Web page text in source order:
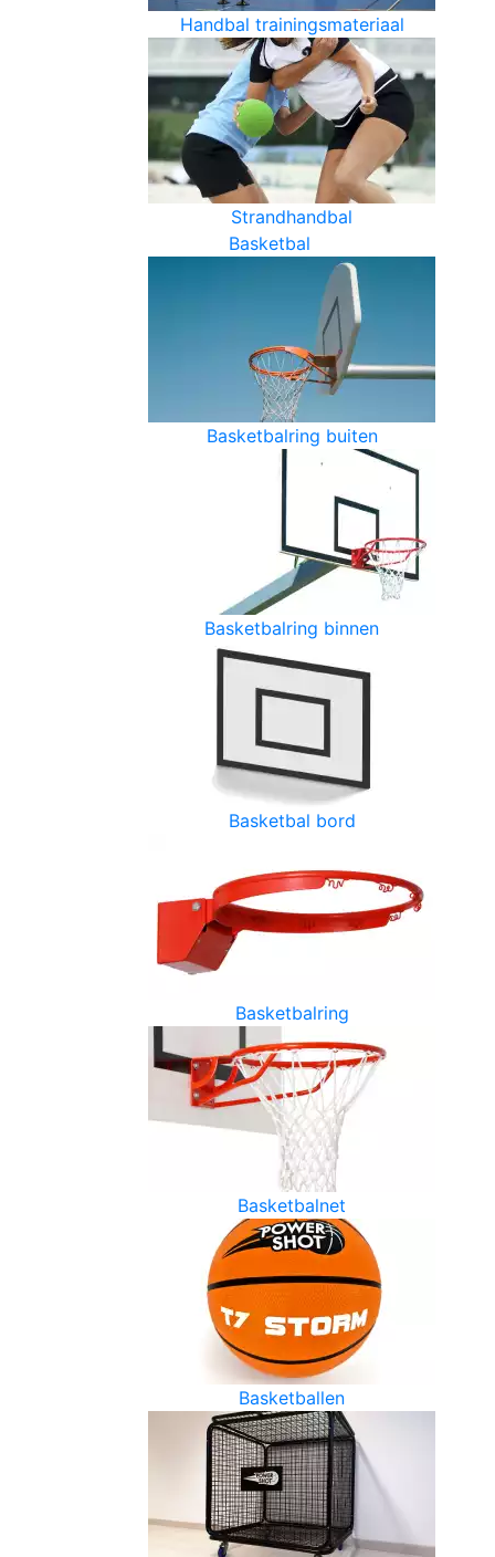
Handbal trainingsmateriaal
Strandhandbal
Basketbal
Basketbalring buiten
Basketbalring binnen
Basketbal bord
Basketbalring
Basketbalnet
Basketballen